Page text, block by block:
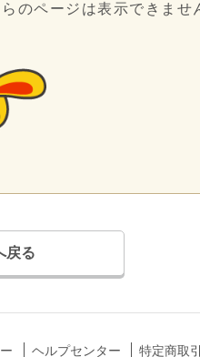
らのページは表示できませ
戻る
ヘルプセンター 特定商取